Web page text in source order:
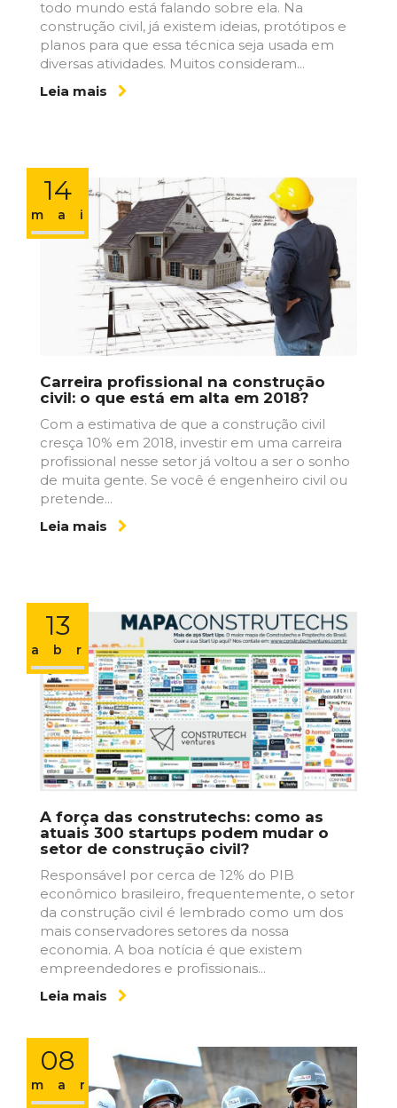
todo mundo está falando sobre ela. Na
construção civil, já existem ideias, protótipos e
planos para que essa técnica seja usada em
diversas atividades. Muitos consideram...
Leia mais
14
maio
Carreira profissional na construção
civil: o que está em alta em 2018?
Com a estimativa de que a construção civil
cresça 10% em 2018, investir em uma carreira
profissional nesse setor já voltou a ser o sonho
de muita gente. Se você é engenheiro civil ou
pretende...
Leia mais
13
abr
A força das construtechs: como as
atuais 300 startups podem mudar o
setor de construção civil?
Responsável por cerca de 12% do PIB
econômico brasileiro, frequentemente, o setor
da construção civil é lembrado como um dos
mais conservadores setores da nossa
economia. A boa notícia é que existem
empreendedores e profissionais...
Leia mais
08
mar